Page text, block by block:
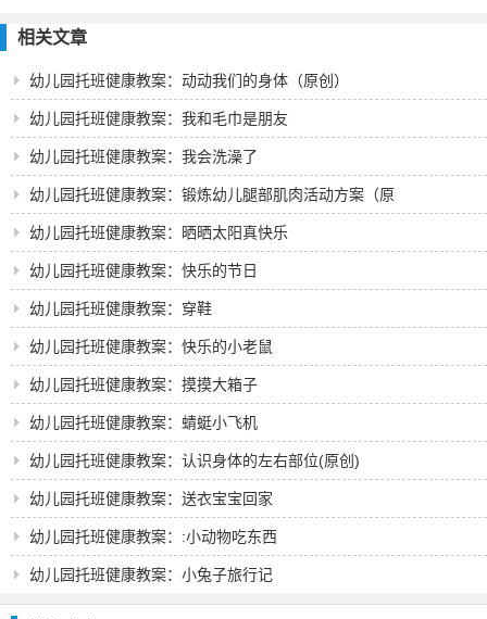
相关文章
幼儿园托班健康教案：动动我们的身体（原创）
幼儿园托班健康教案：我和毛巾是朋友
幼儿园托班健康教案：我会洗澡了
幼儿园托班健康教案：锻炼幼儿腿部肌肉活动方案（原
创）
幼儿园托班健康教案：晒晒太阳真快乐
幼儿园托班健康教案：快乐的节日
幼儿园托班健康教案：穿鞋
幼儿园托班健康教案：快乐的小老鼠
幼儿园托班健康教案：摸摸大箱子
幼儿园托班健康教案：蜻蜓小飞机
幼儿园托班健康教案：认识身体的左右部位(原创)
幼儿园托班健康教案：送衣宝宝回家
幼儿园托班健康教案：:小动物吃东西
幼儿园托班健康教案：小兔子旅行记